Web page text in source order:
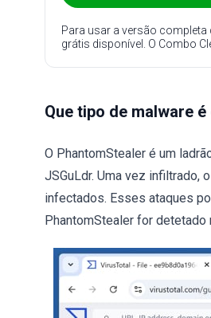
Para usar a versão
grátis disponível. O Combo
Que tipo de malware
O PhantomStealer é um
JSGuLdr. Uma vez
infectados. Esses ataques
PhantomStealer for